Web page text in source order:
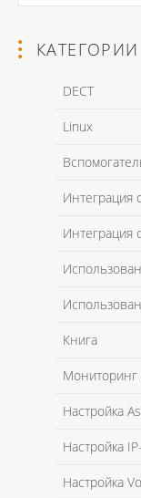
Я даю согласие
в соответствии с
Я даю согласие
в соответствии с
КАТЕГОРИИ
DECT
Linux
Интеграция
Интеграция
Книга
Мониторинг
Настройка
Настройка
Настройка